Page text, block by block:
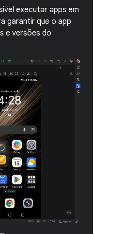
executar apps em
garantir que o app
e versões do